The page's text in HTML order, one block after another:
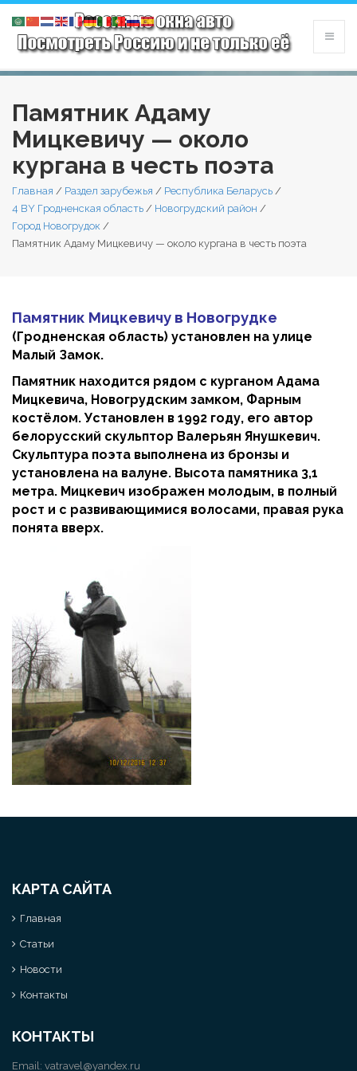
Памятник Адаму
Мицкевичу — около
кургана в честь поэта
Главная / Раздел зарубежья / Республика Беларусь /
4 BY Гродненская область / Новогрудский район /
Город Новогрудок /
Памятник Адаму Мицкевичу — около кургана в честь поэта
Памятник Мицкевичу в Новогрудке
(Гродненская область) установлен на улице
Малый Замок.
Памятник находится рядом с курганом Адама
Мицкевича, Новогрудским замком, Фарным
костёлом. Установлен в 1992 году, его автор
белорусский скульптор Валерьян Янушкевич.
Скульптура поэта выполнена из бронзы и
установлена на валуне. Высота памятника 3,1
метра. Мицкевич изображен молодым, в полный
рост и с развивающимися волосами, правая рука
понята вверх.
КАРТА САЙТА
Главная
Статьи
Новости
Контакты
КОНТАКТЫ
Email: vatravel@yandex.ru